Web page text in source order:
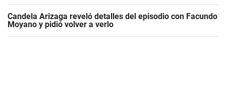
Candela Arizaga reveló detalles del episodio con Facundo
Moyano y pidió volver a verlo